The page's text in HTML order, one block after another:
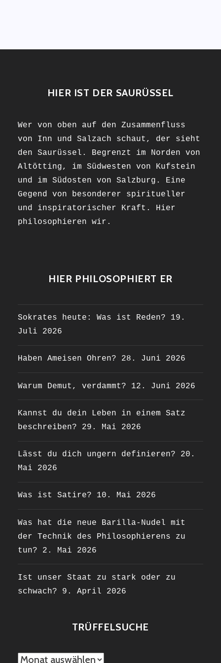
HIER IST DER SAURÜSSEL
Wer von oben auf den Zusammenfluss
von Inn und Salzach schaut, der sieht
den Saurüssel. Begrenzt im Norden von
Altötting, im Südwesten von Kufstein
und im Südosten von Salzburg. Eine
Gegend von besonderer spiritueller
und inspiratorischer Kraft. Hier
philosophieren wir.
HIER PHILOSOPHIERT ER
Sokrates heute: Was ist Reden?
19.
Juli 2026
Haben Ameisen Ohren? 28. Juni 2026
Warum Demut, verdammt? 12. Juni 2026
Kannst du dein Leben in einem Satz
beschreiben?
29. Mai 2026
Lässt du dich ungern definieren?
20.
Mai 2026
Was ist Satire? 10. Mai 2026
Was hat die neue Barilla-Nudel mit
der Technik des Philosophierens zu
tun?
2. Mai 2026
Ist unser Staat zu stark oder zu
schwach?
9. April 2026
TRÜFFELSUCHE
TRÜFFELSUCHE